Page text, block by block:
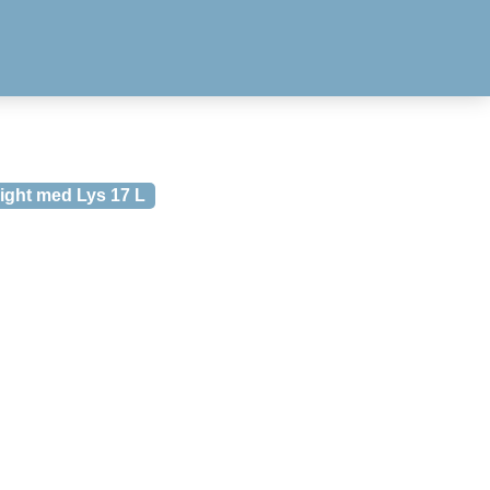
med Lys 17 L